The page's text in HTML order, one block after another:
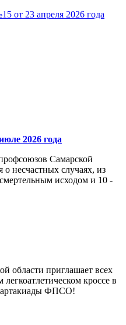
от 23 апреля 2026 года
2026 года
Самарской
несчастных случаях, из
исходом и 10 -
области приглашает всех
кроссе в
ФПСО!